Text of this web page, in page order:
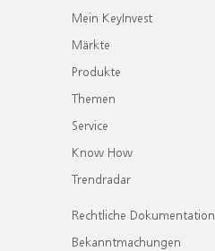
Mein KeyInvest
Märkte
Produkte
Themen
Service
Know How
Trendradar
Rechtliche Dokumentation
Bekanntmachungen